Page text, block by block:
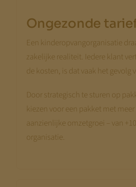
Ongezonde
Een kinderopvangorganisatie
zakelijke realiteit. Iedere klant
de kosten, is dat vaak het gevolg
Door strategisch te sturen op
kiezen voor een pakket met
aanzienlijke omzetgroei – van
organisatie.